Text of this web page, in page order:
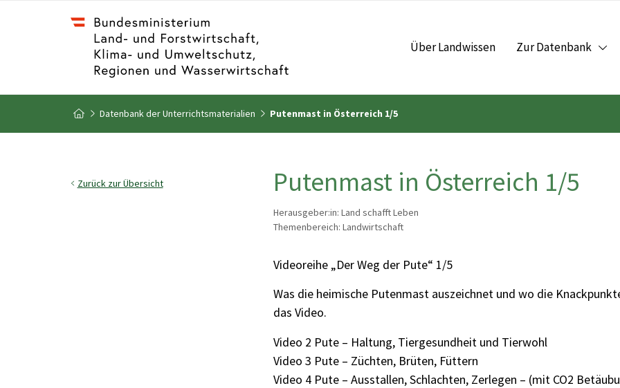
Zum Inhalt
Zum Inhaltsverzeichnis
Zur Startseite
Über Landwissen Zur Datenbank
Datenbank der Unterrichtsmaterialien Putenmast in Österreich 1/5
Zurück zur Übersicht Putenmast in Österreich 1/5
Herausgeber:in: Land schafft Leben
Themenbereich: Landwirtschaft
Videoreihe „Der Weg der Pute“ 1/5
Was die heimische Putenmast auszeichnet und wo die
das Video.
Video 2 Pute – Haltung, Tiergesundheit und Tierwohl
Video 3 Pute – Züchten, Brüten, Füttern
Video 4 Pute – Ausstallen, Schlachten, Zerlegen – (mit CO2